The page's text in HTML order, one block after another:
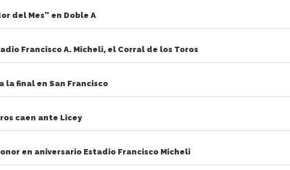
del Mes” en Doble A
Francisco A. Micheli, el Corral de los Toros
la final en San Francisco
caen ante Licey
en aniversario Estadio Francisco Micheli